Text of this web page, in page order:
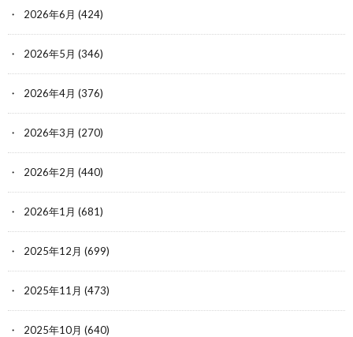
2026年6月 (424)
2026年5月 (346)
2026年4月 (376)
2026年3月 (270)
2026年2月 (440)
2026年1月 (681)
2025年12月 (699)
2025年11月 (473)
2025年10月 (640)